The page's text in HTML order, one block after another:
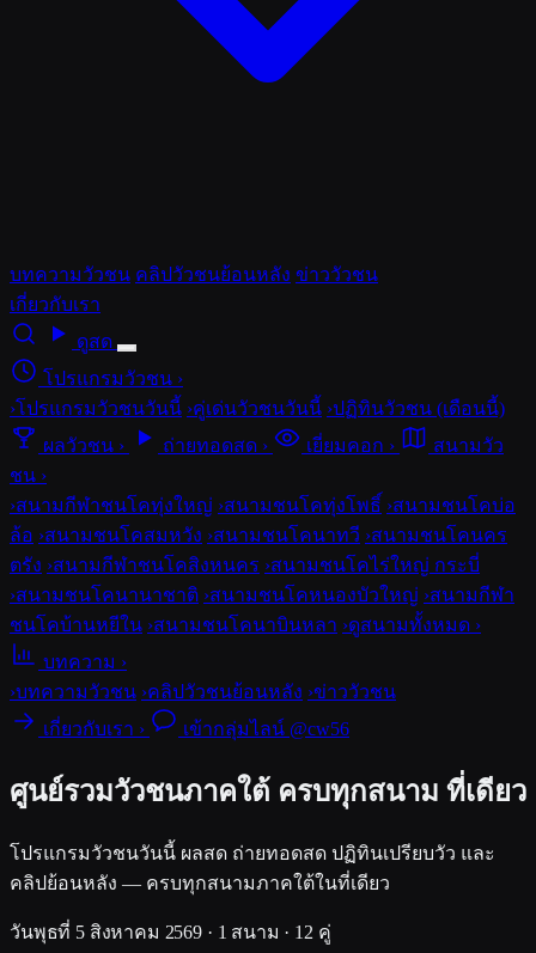
บทความวัวชน คลิปวัวชนย้อนหลัง ข่าววัวชน
เกี่ยวกับเรา
ดูสด
โปรแกรมวัวชน ›
›โปรแกรมวัวชนวันนี้ ›คู่เด่นวัวชนวันนี้ ›ปฏิทินวัวชน (เดือนนี้)
ผลวัวชน › ถ่ายทอดสด › เยี่ยมคอก ›
สนามวัว
ชน ›
›สนามกีฬาชนโคทุ่งใหญ่ ›สนามชนโคทุ่งโพธิ์ ›สนามชนโคบ่อ
ล้อ ›สนามชนโคสมหวัง ›สนามชนโคนาทวี ›สนามชนโคนคร
ตรัง ›สนามกีฬาชนโคสิงหนคร ›สนามชนโคไร่ใหญ่ กระบี่
›สนามชนโคนานาชาติ ›สนามชนโคหนองบัวใหญ่ ›สนามกีฬา
ชนโคบ้านหยีใน ›สนามชนโคนาบินหลา ›ดูสนามทั้งหมด ›
บทความ ›
›บทความวัวชน ›คลิปวัวชนย้อนหลัง ›ข่าววัวชน
เกี่ยวกับเรา › เข้ากลุ่มไลน์ @cw56
ศูนย์รวมวัวชนภาคใต้ ครบทุกสนาม ที่เดียว
โปรแกรมวัวชนวันนี้ ผลสด ถ่ายทอดสด ปฏิทินเปรียบวัว และ
คลิปย้อนหลัง — ครบทุกสนามภาคใต้ในที่เดียว
วันพุธที่ 5 สิงหาคม 2569· 1 สนาม · 12 คู่